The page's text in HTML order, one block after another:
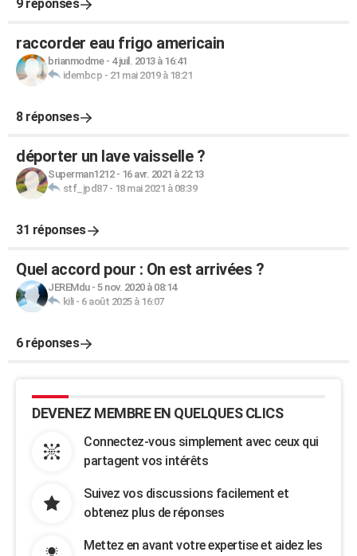
9 réponses
raccorder eau frigo americain
brianmodme- 4 juil. 2013 à 16:41
idembcp - 21 mai 2019 à 18:21
8 réponses
déporter un lave vaisselle ?
Superman1212- 16 avr. 2021 à 22:13
stf_jpd87- 18 mai 2021 à 08:39
31 réponses
Quel accord pour : On est arrivées ?
JEREMdu- 5 nov. 2020 à 08:14
kili- 6 août 2025 à 16:07
6 réponses
DEVENEZ MEMBRE EN QUELQUES CLICS
Connectez-vous simplement avec ceux qui
partagent vos intérêts
Suivez vos discussions facilement et
obtenez plus de réponses
Mettez en avant votre expertise et aidez les